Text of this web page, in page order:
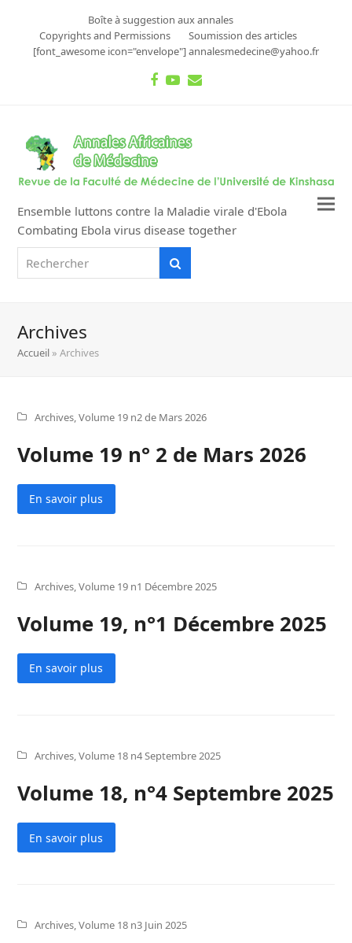
Boîte à suggestion aux annales
Copyrights and Permissions
Soumission des articles
[font_awesome icon="envelope"] annalesmedecine@yahoo.fr
Facebook
Youtube
Email
Ensemble luttons contre la Maladie virale d'Ebola
Combating Ebola virus disease together
Rechercher
Archives
Accueil »Archives
Archives,Volume 19 n2 de Mars 2026
Volume 19 n° 2 de Mars 2026
En savoir plus
Archives,Volume 19 n1 Décembre 2025
Volume 19, n°1 Décembre 2025
En savoir plus
Archives,Volume 18 n4 Septembre 2025
Volume 18, n°4 Septembre 2025
En savoir plus
Archives,Volume 18 n3 Juin 2025